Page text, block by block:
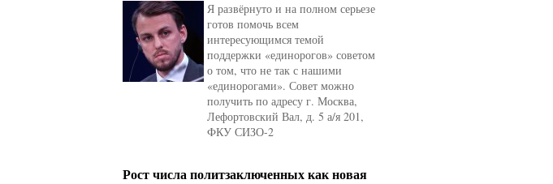
Я развёрнуто и на полном серьезе
готов помочь всем
интересующимся темой
поддержки «единорогов» советом
о том, что не так с нашими
«единорогами». Совет можно
получить по адресу г. Москва,
Лефортовский Вал, д. 5 а/я 201,
ФКУ СИЗО-2
Рост числа политзаключенных как новая